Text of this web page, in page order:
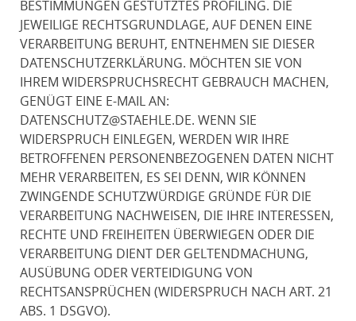
BESTIMMUNGEN GESTÜTZTES PROFILING. DIE
JEWEILIGE RECHTSGRUNDLAGE, AUF DENEN EINE
VERARBEITUNG BERUHT, ENTNEHMEN SIE DIESER
DATENSCHUTZERKLÄRUNG. MÖCHTEN SIE VON
IHREM WIDERSPRUCHSRECHT GEBRAUCH MACHEN,
GENÜGT EINE E-MAIL AN:
DATENSCHUTZ@STAEHLE.DE. WENN SIE
WIDERSPRUCH EINLEGEN, WERDEN WIR IHRE
BETROFFENEN PERSONENBEZOGENEN DATEN NICHT
MEHR VERARBEITEN, ES SEI DENN, WIR KÖNNEN
ZWINGENDE SCHUTZWÜRDIGE GRÜNDE FÜR DIE
VERARBEITUNG NACHWEISEN, DIE IHRE INTERESSEN,
RECHTE UND FREIHEITEN ÜBERWIEGEN ODER DIE
VERARBEITUNG DIENT DER GELTENDMACHUNG,
AUSÜBUNG ODER VERTEIDIGUNG VON
RECHTSANSPRÜCHEN (WIDERSPRUCH NACH ART. 21
ABS. 1 DSGVO).